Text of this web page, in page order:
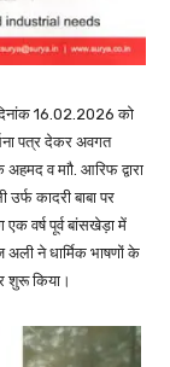
16.02.2026 को
पत्र देकर अवगत
व माौ. आरिफ द्वारा
कादरी बाबा पर
वर्ष पूर्व बांसखेड़ा में
ने धार्मिक भाषणों के
शुरू किया।